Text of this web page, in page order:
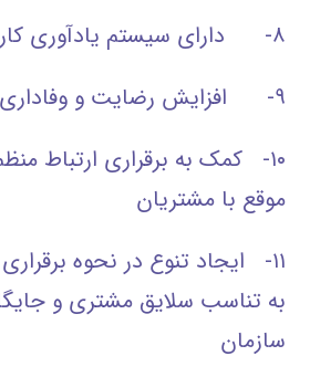
۸- دارای سیستم یادآوری کارهای روزانه
۹- افزایش رضایت و وفاداری مشتریان سازمان
۱۰- کمک به برقراری ارتباط
موقع با مشتریان
۱۱- ایجاد تنوع در نحوه
به تناسب سلایق مشتری و
سازمان